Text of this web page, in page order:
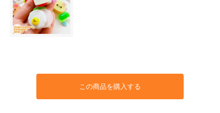
この商品を購入する